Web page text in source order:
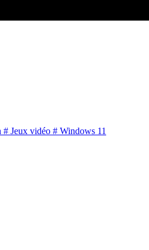
# Jeux vidéo # Windows 11